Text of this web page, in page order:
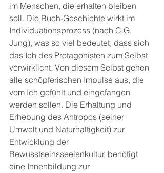
im Menschen, die erhalten bleiben
soll. Die Buch-Geschichte wirkt im
Individuationsprozess (nach C.G.
Jung), was so viel bedeutet, dass sich
das Ich des Protagonisten zum Selbst
verwirklicht. Von diesem Selbst gehen
alle schöpferischen Impulse aus, die
vom Ich gefühlt und eingefangen
werden sollen. Die Erhaltung und
Erhebung des Antropos (seiner
Umwelt und Naturhaltigkeit) zur
Entwicklung der
Bewusstseinsseelenkultur, benötigt
eine Innenbildung zur